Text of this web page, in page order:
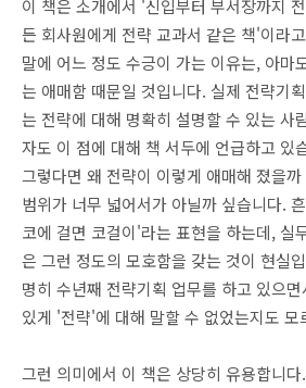
이 책은 소개에서 '신입부터 부서장까지
든 회사원에게 전략 교과서 같은 책'이라
말에 어느 정도 수긍이 가는 이유는, 아마
는 애매함 때문일 것입니다. 실제 전략기
는 전략에 대해 명확히 설명할 수 있는 사
자도 이 점에 대해 책 서두에 언급하고 있
그렇다면 왜 전략이 이렇게 애매해 졌을
범위가 너무 넓어서가 아닐까 싶습니다.
코에 걸면 코걸이'라는 표현을 하는데, 실
은 그런 정도의 모호함을 갖는 것이 현실
명히 수년째 전략기획 업무를 하고 있으
있게 '전략'에 대해 말할 수 없었는지도 모
그런 의미에서 이 책은 상당히 유용합니